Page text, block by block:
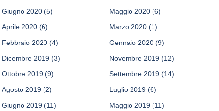
Giugno 2020 (5) Maggio 2020 (6)
Aprile 2020 (6) Marzo 2020 (1)
Febbraio 2020 (4) Gennaio 2020 (9)
Dicembre 2019 (3) Novembre 2019 (12)
Ottobre 2019 (9) Settembre 2019 (14)
Agosto 2019 (2) Luglio 2019 (6)
Giugno 2019 (11) Maggio 2019 (11)